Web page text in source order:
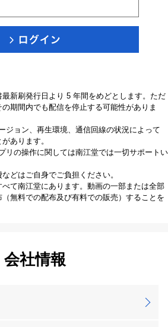
最新刷発行日より 5 年間をめどとします。ただ
期間内でも配信を停止する可能性がありま
ジョン、再生環境、通信回線の状況によって
あります。
リの操作に関しては南江堂では一切サポートい
どはご自身でご負担ください。
べて南江堂にあります。動画の一部または全部
無料での配布及び有料での販売）することを
会社情報